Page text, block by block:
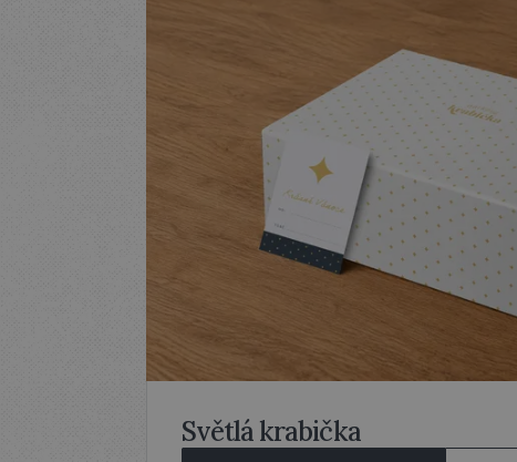
Světlá krabička